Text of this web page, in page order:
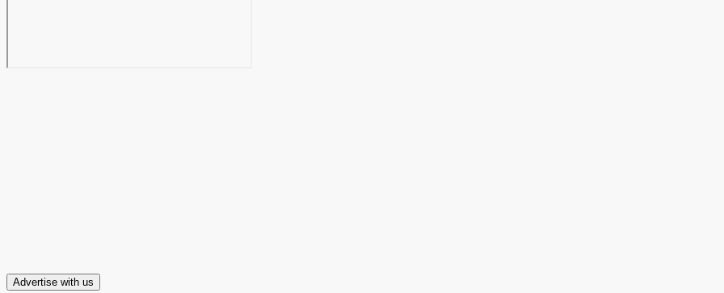
Advertise with us